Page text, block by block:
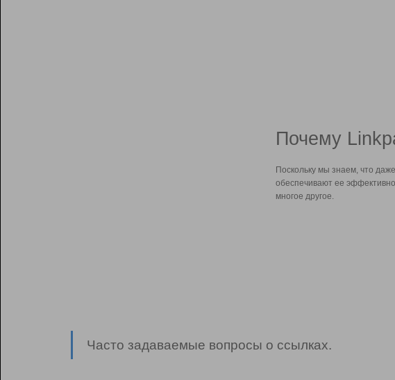
Почему
Поскольку мы знаем, что
обеспечивают ее
многое другое.
Часто задаваемые вопросы о ссылках.